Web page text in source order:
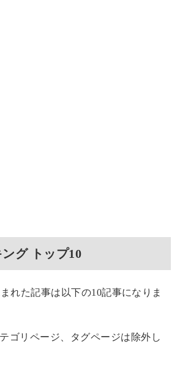
グ トップ10
れた記事は以下の10記事になりま
ゴリページ、タグページは除外し